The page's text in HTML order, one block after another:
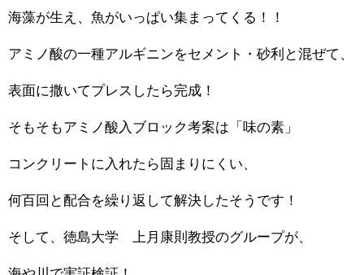
海藻が生え、魚がいっぱい集まってくる！！
アミノ酸の一種アルギニンをセメント・砂利と混ぜて、
表面に撒いてプレスしたら完成！
そもそもアミノ酸入ブロック考案は「味の素」
コンクリートに入れたら固まりにくい、
何百回と配合を繰り返して解決したそうです！
そして、徳島大学 上月康則教授のグループが、